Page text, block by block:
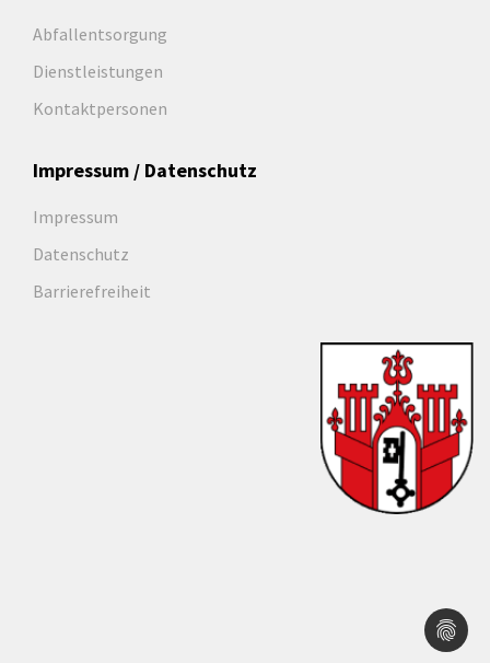
Abfallentsorgung
Dienstleistungen
Kontaktpersonen
Impressum / Datenschutz
Impressum
Datenschutz
Barrierefreiheit